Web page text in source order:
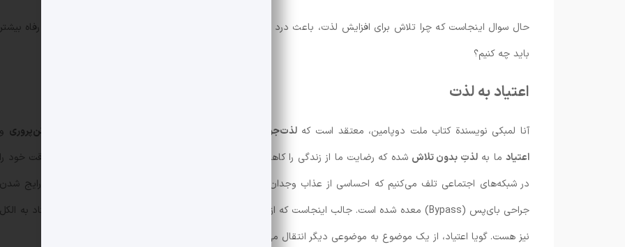
حال سوال اینجاست که چرا تلاش برای افزایش لذت، باعث درد و رنج بیشتر شده است؟ و بالاخره برای رسیدن به لذت و رفاه بیشتر
باید چه کنیم؟
اعتیاد به لذت
آنا لمبکی نویسندة کتاب ملت دوپامین، معتقد است کهلذت‌جویی افراطی تن‌پروری و
اعتیادما بهلذتِ بدون تلاش شده که رضایت ما از زندگی را کاهش داده است. با وجود انبوهی از کارهای مهم، بی‌اختیار وقت خود را
در شبکه‌های اجتماعی تلف می‌کنیم که احساسی از عذاب وجدان را در ما ایجاد می‌کند. پرخوری‌ و چاقی مفرط منجر به رایج شدن
جراحی بای‌پس (Bypass) معده شده است. جالب اینجاست که از هر ۴ نفری که این جراحی را انجام می‌دهند، یک نفر معتاد به الکل
نیز هست. گویا اعتیاد،‌ از یک موضوع به موضوعی دیگر انتقال می‌یابد.